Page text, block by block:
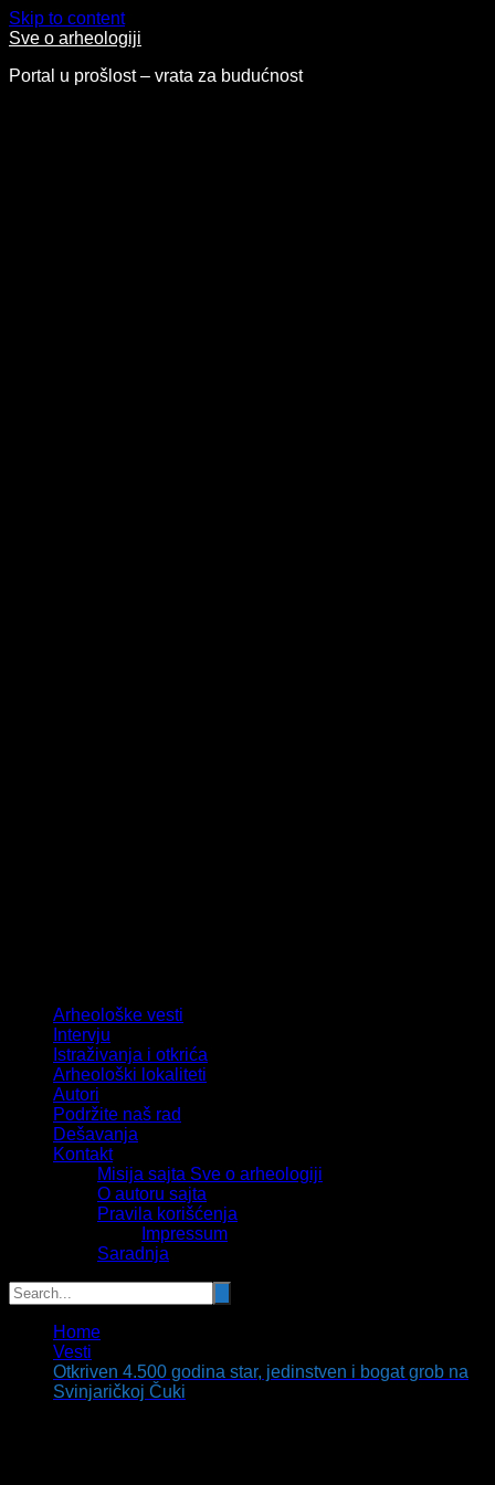
Skip to content
Sve o arheologiji
Portal u prošlost – vrata za budućnost
Arheološke vesti
Intervju
Istraživanja i otkrića
Arheološki lokaliteti
Autori
Podržite naš rad
Dešavanja
Kontakt
Misija sajta Sve o arheologiji
O autoru sajta
Pravila korišćenja
Impressum
Saradnja
Home
Vesti
Otkriven 4.500 godina star, jedinstven i bogat grob na
Svinjaričkoj Čuki